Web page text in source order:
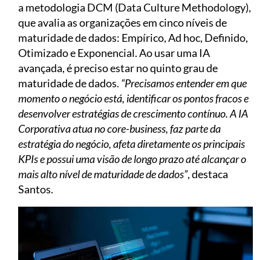
a metodologia DCM (Data Culture Methodology),
que avalia as organizações em cinco níveis de
maturidade de dados: Empírico, Ad hoc, Definido,
Otimizado e Exponencial. Ao usar uma IA
avançada, é preciso estar no quinto grau de
maturidade de dados. “Precisamos entender em que
momento o negócio está, identificar os pontos fracos e
desenvolver estratégias de crescimento contínuo. A IA
Corporativa atua no core-business, faz parte da
estratégia do negócio, afeta diretamente os principais
KPIs e possui uma visão de longo prazo até alcançar o
mais alto nível de maturidade de dados”, destaca
Santos.